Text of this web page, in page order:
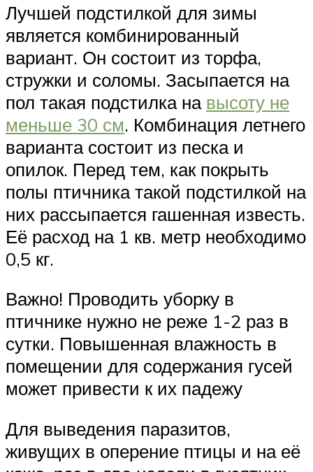
Лучшей подстилкой для зимы
является комбинированный
вариант. Он состоит из торфа,
стружки и соломы. Засыпается на
пол такая подстилка на высоту не
меньше 30 см. Комбинация летнего
варианта состоит из песка и
опилок. Перед тем, как покрыть
полы птичника такой подстилкой на
них рассыпается гашенная известь.
Её расход на 1 кв. метр необходимо
0,5 кг.
Важно! Проводить уборку в
птичнике нужно не реже 1-2 раз в
сутки. Повышенная влажность в
помещении для содержания гусей
может привести к их падежу
Для выведения паразитов,
живущих в оперение птицы и на её